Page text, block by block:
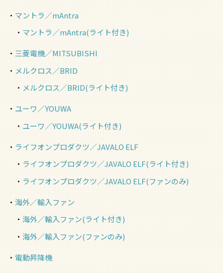
マントラ／mAntra
マントラ／mAntra(ライト付き)
三菱電機／MITSUBISHI
メルクロス／BRID
メルクロス／BRID(ライト付き)
ユーワ／YOUWA
ユーワ／YOUWA(ライト付き)
ライフオンプロダクツ／JAVALO ELF
ライフオンプロダクツ／JAVALO ELF(ライト付き)
ライフオンプロダクツ／JAVALO ELF(ファンのみ)
海外／輸入ファン
海外／輸入ファン(ライト付き)
海外／輸入ファン(ファンのみ)
電動昇降機